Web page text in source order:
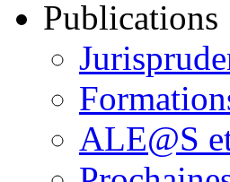
Publications
ALE@S